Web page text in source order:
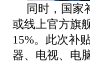
同时，国家
或线上官方旗
15%。此次补
器、电视、电